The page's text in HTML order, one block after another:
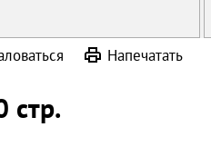
Напечатать
стр.